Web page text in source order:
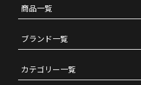
商品一覧
ブランド一覧
カテゴリー一覧